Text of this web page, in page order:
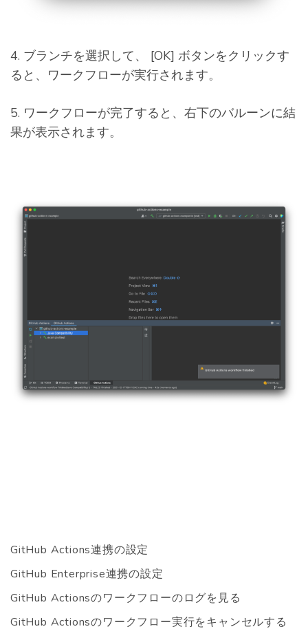
4. ブランチを選択して、 [OK] ボタンをクリックす
ると、ワークフローが実行されます。
5. ワークフローが完了すると、右下のバルーンに結
果が表示されます。
GitHub Actions連携の設定
GitHub Enterprise連携の設定
GitHub Actionsのワークフローのログを見る
GitHub Actionsのワークフロー実行をキャンセルする